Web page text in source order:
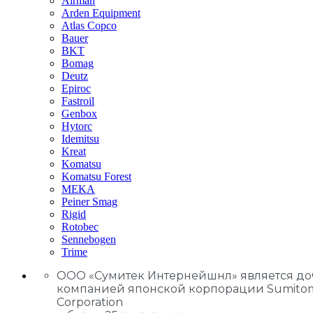
Arden Equipment
Atlas Сopco
Bauer
BKT
Bomag
Deutz
Epiroc
Fastroil
Genbox
Hytorc
Idemitsu
Kreat
Komatsu
Komatsu Forest
MEKA
Peiner Smag
Rigid
Rotobec
Sennebogen
Trime
ООО «Сумитек Интернейшнл» является
компанией японской корпорации
Corporation